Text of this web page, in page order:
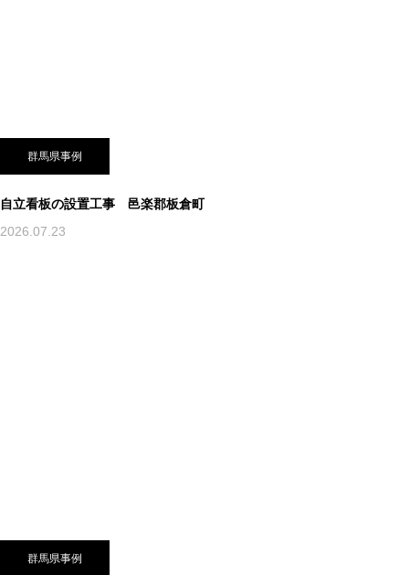
群馬県事例
自立看板の設置工事 邑楽郡板倉町
2026.07.23
群馬県事例